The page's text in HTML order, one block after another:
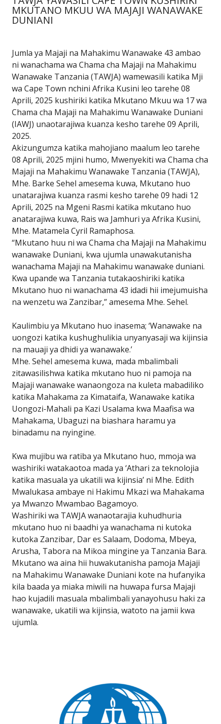
MKUTANO MKUU WA MAJAJI WANAWAKE
DUNIANI
Jumla ya Majaji na Mahakimu Wanawake 43 ambao
ni wanachama wa Chama cha Majaji na Mahakimu
Wanawake Tanzania (TAWJA) wamewasili katika Mji
wa Cape Town nchini Afrika Kusini leo tarehe 08
Aprili, 2025 kushiriki katika Mkutano Mkuu wa 17 wa
Chama cha Majaji na Mahakimu Wanawake Duniani
(IAWJ) unaotarajiwa kuanza kesho tarehe 09 Aprili,
2025.
Akizungumza katika mahojiano maalum leo tarehe
08 Aprili, 2025 mjini humo, Mwenyekiti wa Chama cha
Majaji na Mahakimu Wanawake Tanzania (TAWJA),
Mhe. Barke Sehel amesema kuwa, Mkutano huo
unatarajiwa kuanza rasmi kesho tarehe 09 hadi 12
Aprili, 2025 na Mgeni Rasmi katika mkutano huo
anatarajiwa kuwa, Rais wa Jamhuri ya Afrika Kusini,
Mhe. Matamela Cyril Ramaphosa.
“Mkutano huu ni wa Chama cha Majaji na Mahakimu
wanawake Duniani, kwa ujumla unawakutanisha
wanachama Majaji na Mahakimu wanawake duniani.
Kwa upande wa Tanzania tutakaoshiriki katika
Mkutano huo ni wanachama 43 idadi hii imejumuisha
na wenzetu wa Zanzibar,” amesema Mhe. Sehel.
Kaulimbiu ya Mkutano huo inasema; ‘Wanawake na
uongozi katika kushughulikia unyanyasaji wa kijinsia
na mauaji ya dhidi ya wanawake.’
Mhe. Sehel amesema kuwa, mada mbalimbali
zitawasilishwa katika mkutano huo ni pamoja na
Majaji wanawake wanaongoza na kuleta mabadiliko
katika Mahakama za Kimataifa, Wanawake katika
Uongozi-Mahali pa Kazi Usalama kwa Maafisa wa
Mahakama, Ubaguzi na biashara haramu ya
binadamu na nyingine.
Kwa mujibu wa ratiba ya Mkutano huo, mmoja wa
washiriki watakaotoa mada ya ‘Athari za teknolojia
katika masuala ya ukatili wa kijinsia’ ni Mhe. Edith
Mwalukasa ambaye ni Hakimu Mkazi wa Mahakama
ya Mwanzo Mwambao Bagamoyo.
Washiriki wa TAWJA wanaotarajia kuhudhuria
mkutano huo ni baadhi ya wanachama ni kutoka
kutoka Zanzibar, Dar es Salaam, Dodoma, Mbeya,
Arusha, Tabora na Mikoa mingine ya Tanzania Bara.
Mkutano wa aina hii huwakutanisha pamoja Majaji
na Mahakimu Wanawake Duniani kote na hufanyika
kila baada ya miaka miwili na huwapa fursa Majaji
hao kujadili masuala mbalimbali yanayohusu haki za
wanawake, ukatili wa kijinsia, watoto na jamii kwa
ujumla.